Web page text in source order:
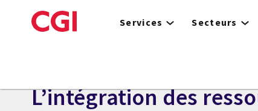
to
Services Secteurs
L’intégration des